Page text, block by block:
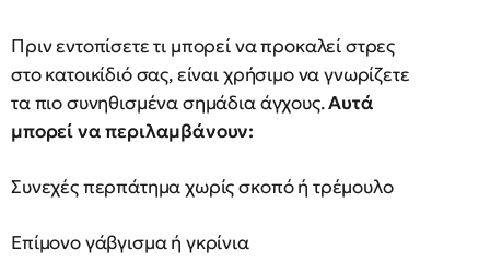
Πριν εντοπίσετε τι μπορεί να προκαλεί στρες
στο κατοικίδιό σας, είναι χρήσιμο να γνωρίζετε
τα πιο συνηθισμένα σημάδια άγχους.Αυτά
μπορεί να περιλαμβάνουν:
Συνεχές περπάτημα χωρίς σκοπό ή τρέμουλο
Επίμονο γάβγισμα ή γκρίνια